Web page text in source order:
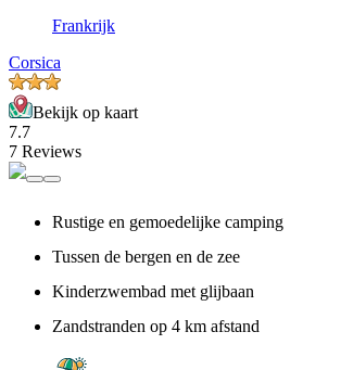
Frankrijk
Corsica
Bekijk op kaart
7.7
7 Reviews
Rustige en gemoedelijke camping
Tussen de bergen en de zee
Kinderzwembad met glijbaan
Zandstranden op 4 km afstand